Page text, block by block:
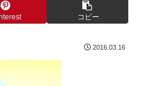
コピー
2016.03.16